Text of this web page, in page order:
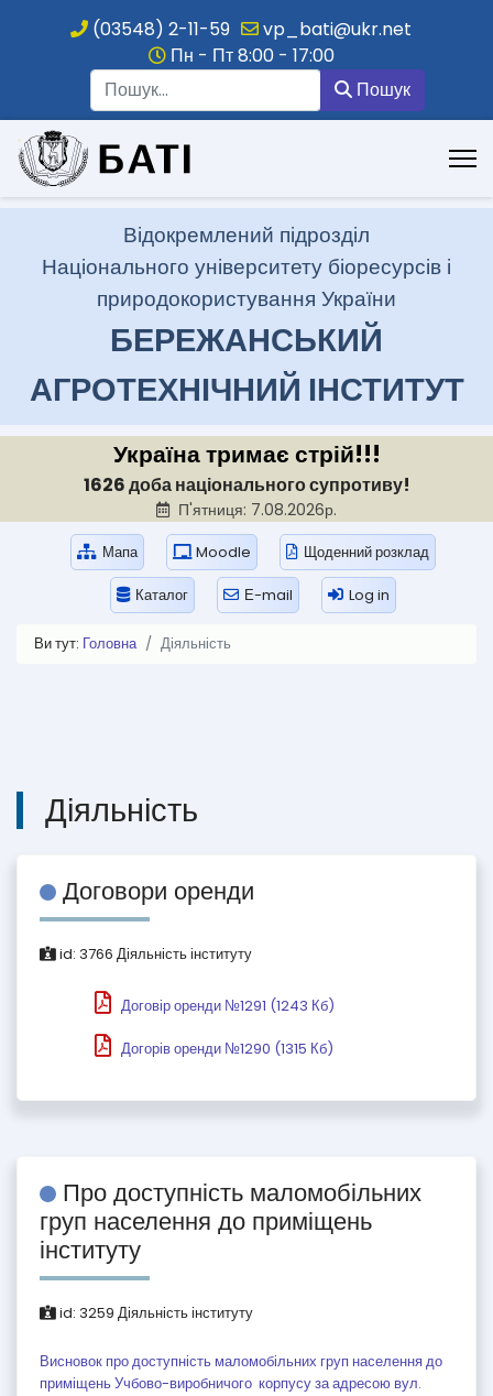
(03548) 2-11-59
vp_bati@ukr.net
Пн - Пт 8:00 - 17:00
Пошук
.
Відокремлений підрозділ
Національного університету біоресурсів і
природокористування України
БЕРЕЖАНСЬКИЙ
АГРОТЕХНІЧНИЙ ІНСТИТУТ
Україна тримає стрій!!!
1626 доба національного супротиву!
П'ятниця: 7.08.2026р.
Мапа Moodle Щоденний розклад
Каталог Е-mail Log in
Ви тут: Головна Діяльність
Діяльність
Договори оренди
id: 3766 Діяльність інституту
Договір оренди №1291 (1243 Кб)
Догорів оренди №1290 (1315 Кб)
Про доступність маломобільних
груп населення до приміщень
інституту
id: 3259 Діяльність інституту
Висновок про доступність маломобільних груп населення до
приміщень Учбово-виробничого корпусу за адресою вул.